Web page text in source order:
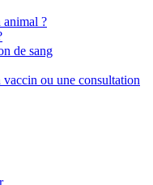
animal ?
de sang
ou une consultation